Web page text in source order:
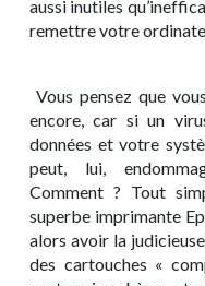
aussi inutiles
remettre votre
Vous pensez que
encore, car si un
données et votre
peut, lui,
Comment ? Tout
superbe imprimante
alors avoir la
des cartouches «